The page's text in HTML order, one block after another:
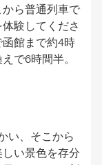
ら普通列車で
験してくださ
館まで約4時
で6時間半。
い、そこから
い景色を存分